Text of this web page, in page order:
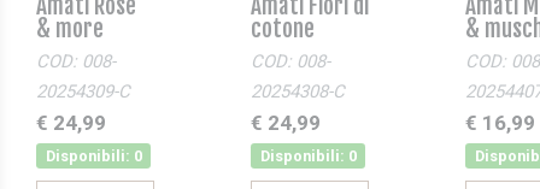
Amati Rose
& more
COD: 008-
20254309-C
€ 24,99
Disponibili: 0
Amati Fiori di
cotone
COD: 008-
20254308-C
€ 24,99
Disponibili: 0
Amati
&
COD:
€ 16,99